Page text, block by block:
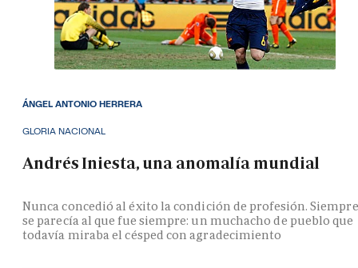
GLORIA NACIONAL
Andrés Iniesta, una anomalía mundial
Nunca concedió al éxito la condición de profesión. Siempre
se parecía al que fue siempre: un muchacho de pueblo que
todavía miraba el césped con agradecimiento
ÁNGEL ANTONIO HERRERA